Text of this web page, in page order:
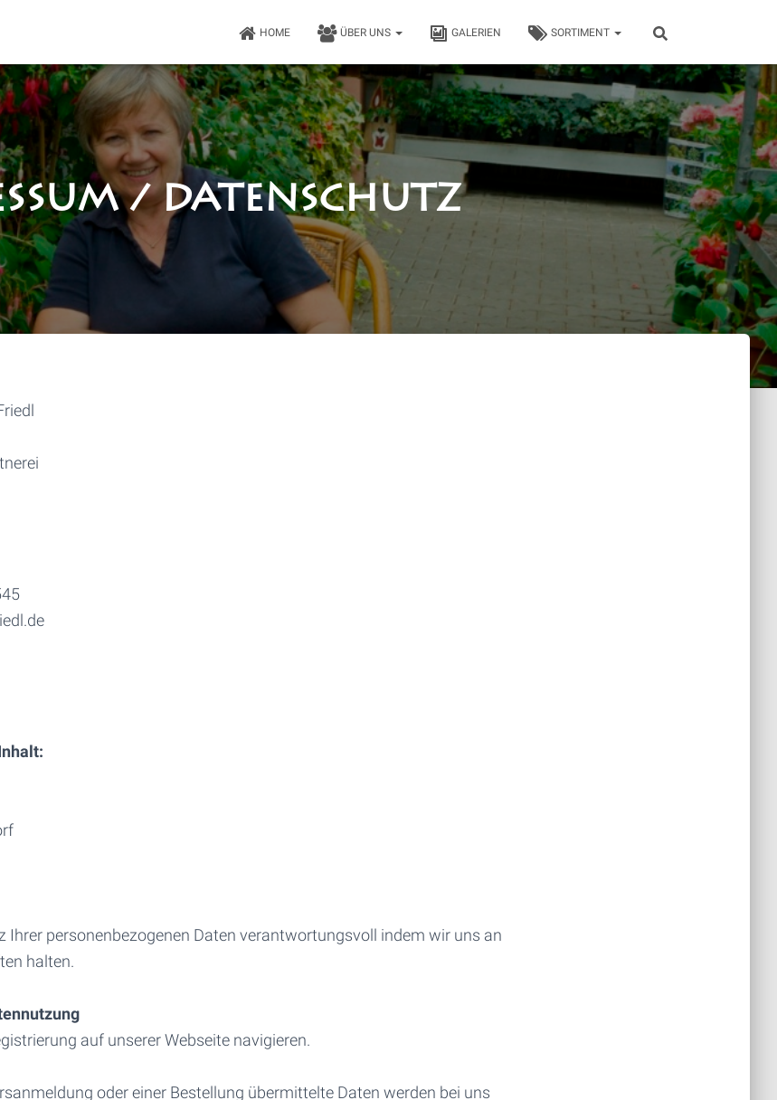
HOME ÜBER UNS GALERIEN SORTIMENT
/ Datenschutz
Ihrer personenbezogenen Daten verantwortungsvoll indem wir uns an
halten.
auf unserer Webseite navigieren.
oder einer Bestellung übermittelte Daten werden bei uns